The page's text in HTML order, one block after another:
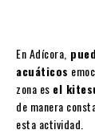
En Adícora,
acuáticos
zona es el
de manera
esta actividad.